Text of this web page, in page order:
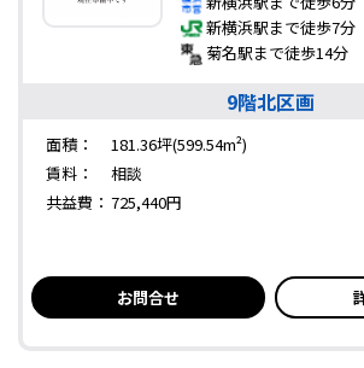
新横浜駅まで徒歩7分
菊名駅まで徒歩14分
9階北区画
面積：
181.36坪(599.54m²)
賃料：
相談
共益費： 725,440円
お問合せ